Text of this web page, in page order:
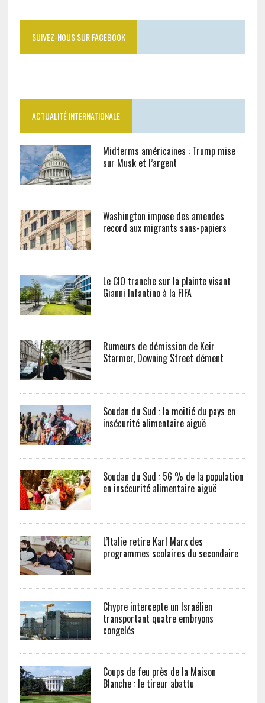
SUIVEZ-NOUS SUR FACEBOOK
ACTUALITÉ INTERNATIONALE
Midterms américaines : Trump mise
sur Musk et l’argent
Washington impose des amendes
record aux migrants sans-papiers
Le CIO tranche sur la plainte visant
Gianni Infantino à la FIFA
Rumeurs de démission de Keir
Starmer, Downing Street dément
Soudan du Sud : la moitié du pays en
insécurité alimentaire aiguë
Soudan du Sud : 56 % de la population
en insécurité alimentaire aiguë
L’Italie retire Karl Marx des
programmes scolaires du secondaire
Chypre intercepte un Israélien
transportant quatre embryons
congelés
Coups de feu près de la Maison
Blanche : le tireur abattu